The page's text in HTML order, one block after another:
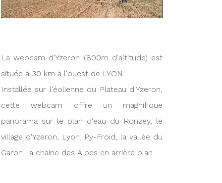
La webcam d'Yzeron (800m d'altitude) est
située à 30 km à l'ouest de LYON.
Installée sur l'éolienne du Plateau d'Yzeron,
cette webcam offre un magnifique
panorama sur le plan d'eau du Ronzey, le
village d'Yzeron, Lyon, Py-Froid, la vallée du
Garon, la chaine des Alpes en arrière plan.